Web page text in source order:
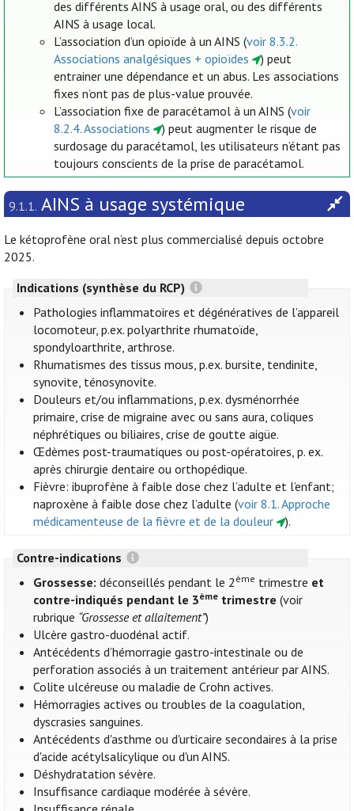
des différents AINS à usage oral, ou des différents
AINS à usage local.
L’association d’un opioïde à un AINS (voir 8.3.2.
Associations analgésiques + opioïdes
) peut
entrainer une dépendance et un abus. Les associations
fixes n’ont pas de plus-value prouvée.
L’association fixe de paracétamol à un AINS (voir
8.2.4. Associations
) peut augmenter le risque de
surdosage du paracétamol, les utilisateurs n’étant pas
toujours conscients de la prise de paracétamol.
9.1.1. AINS à usage systémique
Le kétoprofène oral n’est plus commercialisé depuis octobre
2025.
Indications (synthèse du RCP)
Pathologies inflammatoires et dégénératives de l’appareil
locomoteur, p.ex. polyarthrite rhumatoïde,
spondyloarthrite, arthrose.
Rhumatismes des tissus mous, p.ex. bursite, tendinite,
synovite, ténosynovite.
Douleurs et/ou inflammations, p.ex. dysménorrhée
primaire, crise de migraine avec ou sans aura, coliques
néphrétiques ou biliaires, crise de goutte aigüe.
Œdèmes post-traumatiques ou post-opératoires, p. ex.
après chirurgie dentaire ou orthopédique.
Fièvre: ibuprofène à faible dose chez l’adulte et l’enfant;
naproxène à faible dose chez l’adulte (voir 8.1. Approche
médicamenteuse de la fièvre et de la douleur
).
Contre-indications
Grossesse: déconseillés pendant le 2 ème trimestre et
contre-indiqués pendant le 3ème trimestre (voir
rubrique “Grossesse et allaitement”)
Ulcère gastro-duodénal actif.
Antécédents d’hémorragie gastro-intestinale ou de
perforation associés à un traitement antérieur par AINS.
Colite ulcéreuse ou maladie de Crohn actives.
Hémorragies actives ou troubles de la coagulation,
dyscrasies sanguines.
Antécédents d'asthme ou d'urticaire secondaires à la prise
d'acide acétylsalicylique ou d'un AINS.
Déshydratation sévère.
Insuffisance cardiaque modérée à sévère.